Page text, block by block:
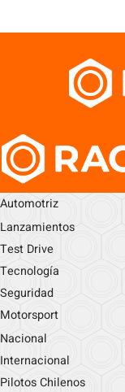
Automotriz
Lanzamientos
Test Drive
Tecnología
Seguridad
Motorsport
Nacional
Internacional
Pilotos Chilenos